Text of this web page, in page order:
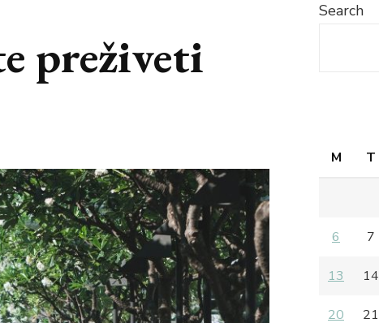
preživeti
Search
M T
6 7
13 14
20 21